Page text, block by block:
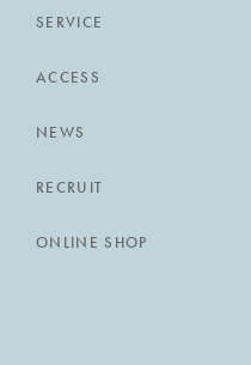
SERVICE
ACCESS
NEWS
RECRUIT
ONLINE SHOP